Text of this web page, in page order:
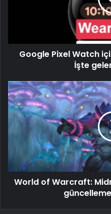
Google Pixel Watch
İşte
World of Warcraft: